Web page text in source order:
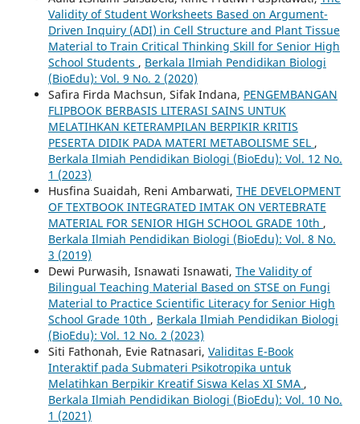
Validity of Student Worksheets Based on Argument-
Driven Inquiry (ADI) in Cell Structure and Plant Tissue
Material to Train Critical Thinking Skill for Senior High
School Students , Berkala Ilmiah Pendidikan Biologi
(BioEdu): Vol. 9 No. 2 (2020)
Safira Firda Machsun, Sifak Indana, PENGEMBANGAN
FLIPBOOK BERBASIS LITERASI SAINS UNTUK
MELATIHKAN KETERAMPILAN BERPIKIR KRITIS
PESERTA DIDIK PADA MATERI METABOLISME SEL ,
Berkala Ilmiah Pendidikan Biologi (BioEdu): Vol. 12 No.
1 (2023)
Husfina Suaidah, Reni Ambarwati, THE DEVELOPMENT
OF TEXTBOOK INTEGRATED IMTAK ON VERTEBRATE
MATERIAL FOR SENIOR HIGH SCHOOL GRADE 10th ,
Berkala Ilmiah Pendidikan Biologi (BioEdu): Vol. 8 No.
3 (2019)
Dewi Purwasih, Isnawati Isnawati, The Validity of
Bilingual Teaching Material Based on STSE on Fungi
Material to Practice Scientific Literacy for Senior High
School Grade 10th , Berkala Ilmiah Pendidikan Biologi
(BioEdu): Vol. 12 No. 2 (2023)
Siti Fathonah, Evie Ratnasari, Validitas E-Book
Interaktif pada Submateri Psikotropika untuk
Melatihkan Berpikir Kreatif Siswa Kelas XI SMA ,
Berkala Ilmiah Pendidikan Biologi (BioEdu): Vol. 10 No.
1 (2021)